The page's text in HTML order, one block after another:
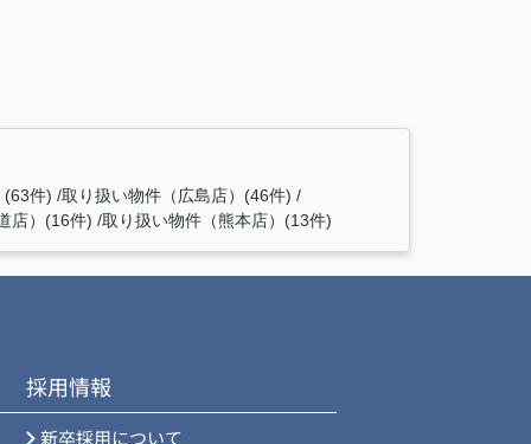
(63件) 取り扱い物件（広島店）(46件)
店）(16件) 取り扱い物件（熊本店）(13件)
採用情報
新卒採用について